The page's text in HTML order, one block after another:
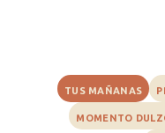
TUS MAÑANAS
MOMENTO